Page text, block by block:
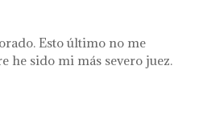
Esto último no me
he sido mi más severo juez.
bustos. naturareza